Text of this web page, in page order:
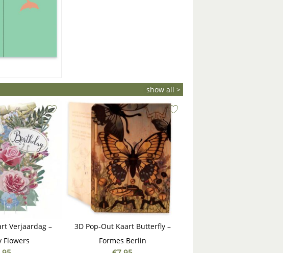
show all >
Verjaardag –
Flowers
3D Pop-Out Kaart Butterfly –
Formes Berlin